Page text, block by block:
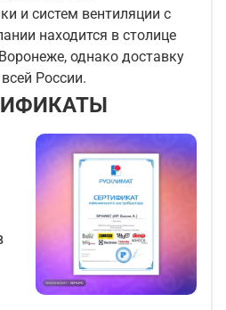
и систем вентиляции с
находится в столице
однако доставку
России.